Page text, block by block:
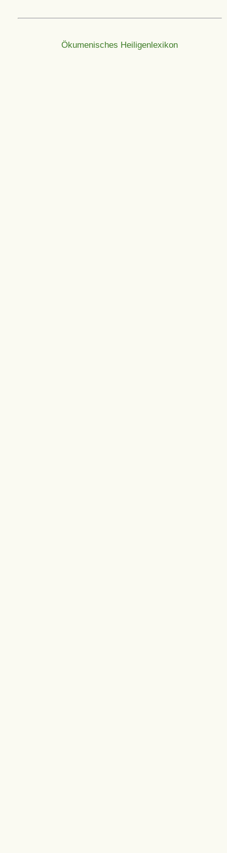
Ökumenisches Heiligenlexikon